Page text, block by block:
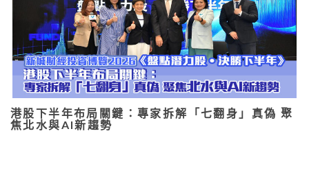
港股下半年布局關鍵：專家拆解「七翻身」真偽 聚
焦北水與AI新趨勢